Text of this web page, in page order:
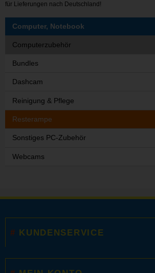
für Lieferungen nach Deutschland!
Computer, Notebook
Computerzubehör
Bundles
Dashcam
Reinigung & Pflege
Resterampe
Sonstiges PC-Zubehör
Webcams
KUNDENSERVICE